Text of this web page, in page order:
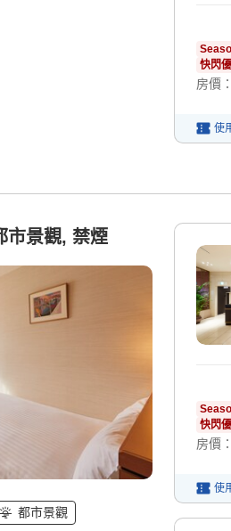
快閃
房價：
使
市景觀, 禁煙
都市景觀
快閃
房價：
使